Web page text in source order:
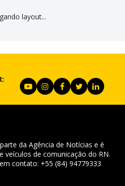
layout...
da Agência de Notícias e é
veículos de comunicação do RN.
contato: +55 (84) 94779333